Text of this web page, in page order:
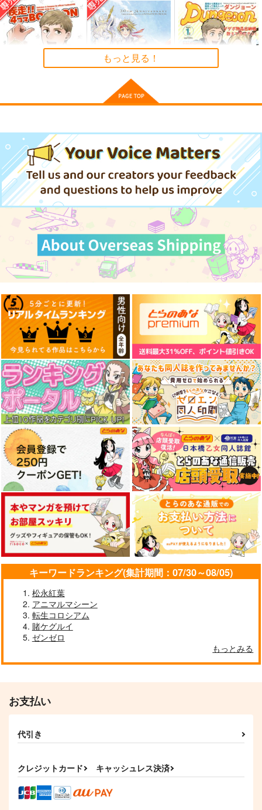
サンプル
カート
サンプル
作品詳細
サンプル
作品詳細
『MiSide：ミサイ
ド』-ミ
タ-160CMX50CM抱き
枕カバー【YC1315】
13,200円（税込）
ミタ
サンプル
作品詳細
魔法少女ノ魔女裁判-
ー-160CMX50CM抱き
（税込）
その他 橘シェリー
サンプル
作品詳細
ポ●モン -カナリ
ィ-160X50cm抱き枕
カバー【YC1355】
eb
13,200
その他 カナリィ
サンプル
作品詳細
デス坊が他界しました
時空警察高機動小隊
220円（税込）
その他
フェニックス
キャプテン・ファルコン
ブラッド・ファルコン
サンプル
カート
色彩変化
東風
600円 （税込）
高校2年のプラモデル
09
FULLMETAL
MADNESS
715円（税込）
サンプル
高校2年のプラモデル
08
FULLMETAL
MADNESS
株式投資部へようこ
そ！(6)
550円（税込）
サンプル
作品詳細
株式投資部へようこ
そ！(4)
440 （税込）
サンプル
作品詳細
株式投資部へようこ
East Cafeteria
440円 （税込）
サンプル
作品詳細
あお高活動日誌11
SUN
1,572円（税込）
サンプル
作品詳細
ギフト
М←Library
550円（税込）
芝崎哉芽
サンプル
ナリムラアサクサ そ
のゴ
ナリムラ屋。
399円（税込）
サンプル
ナリムラ屋。
399円（税込）
ナリムラ屋。
399円
944
BOOOON
おきこぼ
専売 787 円（税込）
ダンジョン飯 オールキ
ャラ
サンプル
カート
TALES OF PHANTA
BOOK
KUROMAME
770
テイルズシリーズ
クレス×ミント
サンプル
おきこぼ
1,572円（税込）
ダンジョン飯
オールキャラ
サンプル
JOBSWAP COLLECT
ION
きゅうりとおくら
専売 2,530
OCTOPATH TRAVELER
オールキャラ
サンプル
カート
STARDUST
苺の缶詰
825円（税込）
原神 オールキャラ
サンプル
カート
EVA参拾周年お祝い本
RAYTREC
472円（税込）
新世紀エヴァンゲリオン
オールキャラ
サンプル
カート
Lun Lun Roo
1,572円（税込）
HAZBIN HOTEL
オールキャラ
カート
あまどや
704円（税込）
カート
好き鯖たちに女装させ
ただけ
もっと見る！
キーワードランキング(集計期間：07/30～08/05)
松永紅葉
アニマルマシーン
転生コロシアム
賭ケグルイ
ゼンゼロ
もっとみる
お支払い
代引き
クレジットカード キャッシュレス決済